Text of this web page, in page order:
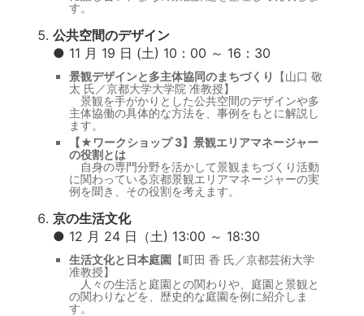
す。
公共空間のデザイン
● 11 月 19 日 (土) 10：00 ～ 16：30
景観デザインと多主体協同のまちづくり
【山口 敬
太 氏／京都大学大学院 准教授】
景観を手がかりとした公共空間のデザインや多
主体協働の具体的な方法を、事例をもとに解説し
ます。
【★ワークショップ 3】景観エリアマネージャー
の役割とは
自身の専門分野を活かして景観まちづくり活動
に関わっている京都景観エリアマネージャーの実
例を聞き、その役割を考えます。
京の生活文化
● 12 月 24 日（土) 13:00 ～ 18:30
生活文化と日本庭園 【町田 香 氏／京都芸術大学
准教授】
人々の生活と庭園との関わりや、庭園と景観と
の関わりなどを、歴史的な庭園を例に紹介しま
す。